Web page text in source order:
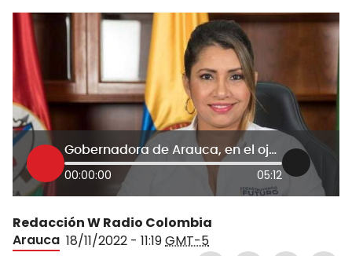
Gobernadora de Arauca, en el ojo del huracán por permisos para salir del país
00:00:00 05:12
Redacción W Radio Colombia
Arauca 18/11/2022 - 11:19GMT-5